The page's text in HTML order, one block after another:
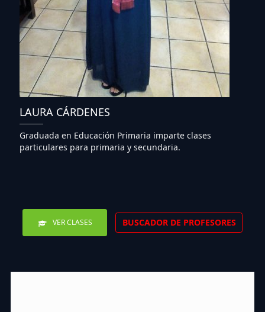
LAURA CÁRDENES
Graduada en Educación Primaria imparte clases
particulares para primaria y secundaria.
VER CLASES BUSCADOR DE PROFESORES